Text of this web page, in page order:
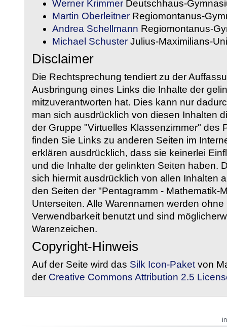
Werner Krimmer Deutschhaus-
Martin Oberleitner Regiomontanus-
Andrea Schellmann Regiomontanus-
Michael Schuster Julius-Maximilians-
Disclaimer
Die Rechtsprechung tendiert zu der
Ausbringung eines Links die Inhalte der
mitzuverantworten hat. Dies kann nur
man sich ausdrücklich von diesen Inhalten
der Gruppe "Virtuelles Klassenzimmer" des
finden Sie Links zu anderen Seiten im
erklären ausdrücklich, dass sie keinerlei
und die Inhalte der gelinkten Seiten haben.
sich hiermit ausdrücklich von allen Inhalten
den Seiten der "Pentagramm - Mathematik-
Unterseiten. Alle Warennamen werden
Verwendbarkeit benutzt und sind
Warenzeichen.
Copyright-Hinweis
Auf der Seite wird das Silk Icon-Paket von
der Creative Commons Attribution 2.5